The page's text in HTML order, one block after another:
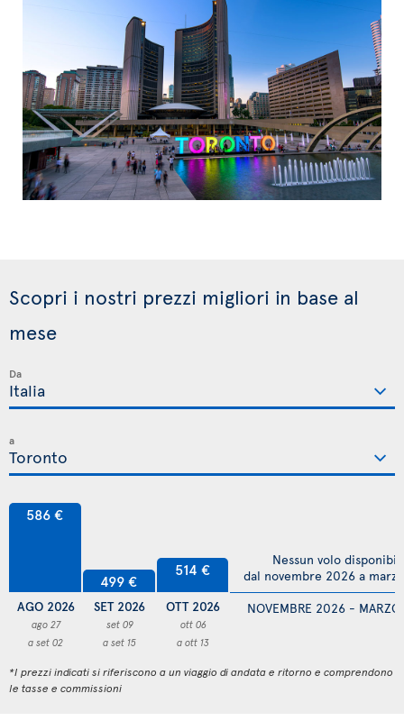
Scopri i nostri prezzi migliori in base al
mese
Da
a
586 €
AGO 2026
ago 27
a set 02
499 €
SET 2026
set 09
a set 15
514 €
OTT 2026
ott 06
a ott 13
NOVEMBRE 2026 -
Nessun volo
dal novembre 2026 a
*I prezzi indicati si riferiscono a un viaggio di andata e ritorno e comprendono
le tasse e commissioni